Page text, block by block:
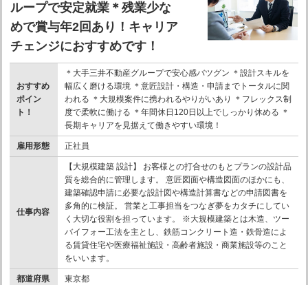
ループで安定就業＊残業少な
めで賞与年2回あり！キャリア
チェンジにおすすめです！
おすすめ
ポイン
ト！
＊大手三井不動産グループで安心感バツグン ＊設計スキルを
幅広く磨ける環境 ＊意匠設計・構造・申請までトータルに関
われる ＊大規模案件に携われるやりがいあり ＊フレックス制
度で柔軟に働ける ＊年間休日120日以上でしっかり休める ＊
長期キャリアを見据えて働きやすい環境！
雇用形態 正社員
仕事内容
【大規模建築 設計】 お客様との打合せのもとプランの設計品
質を総合的に管理します。 意匠図面や構造図面のほかにも、
建築確認申請に必要な設計図や構造計算書などの申請図書を
多角的に検証。 営業と工事担当をつなぎ夢をカタチにしてい
く大切な役割を担っています。 ※大規模建築とは木造、ツー
バイフォー工法を主とし、鉄筋コンクリート造・鉄骨造によ
る賃貸住宅や医療福祉施設・高齢者施設・商業施設等のこと
をいいます。
都道府県 東京都